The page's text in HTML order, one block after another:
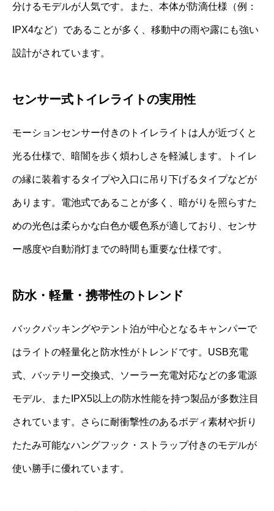
分けるモデルが人気です。また、本体が防滴仕様（例：
IPX4など）であることが多く、移動中の雨や露にも強い
設計がされています。
センサー式トイレライトの実用性
モーションセンサー付きのトイレライトは人が近づくと
光る仕様で、暗闇を歩く煩わしさを軽減します。トイレ
の縁に装着するタイプや入口に吊り下げるタイプなどが
あります。電池式であることが多く、暗がりを照らすた
めの光色は柔らかな白色か暖色系が適しており、センサ
ー感度や自動消灯までの時間も重要な仕様です。
防水・軽量・携帯性のトレンド
バックパッキングやテント泊が中心となるキャンパーで
はライトの軽量化と防水性がトレンドです。USB充電
式、バッテリー交換式、ソーラー充電対応などの多電源
モデル、またIPX5以上の防水性能を持つ製品が多数注目
されています。さらに耐衝撃性のあるボディ素材や折り
たたみ可能なハングフック・ストラップ付きのモデルが
使い勝手に優れています。